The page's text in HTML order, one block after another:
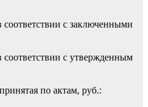
с заключенными
с утвержденным
по актам, руб.: